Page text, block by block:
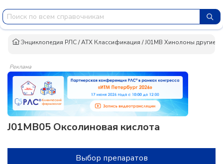
Энциклопедия РЛС/АТХ Классификация /J01MB Хинолоны другие
Реклама
J01MB05 Оксолиновая кислота
Выбор препаратов